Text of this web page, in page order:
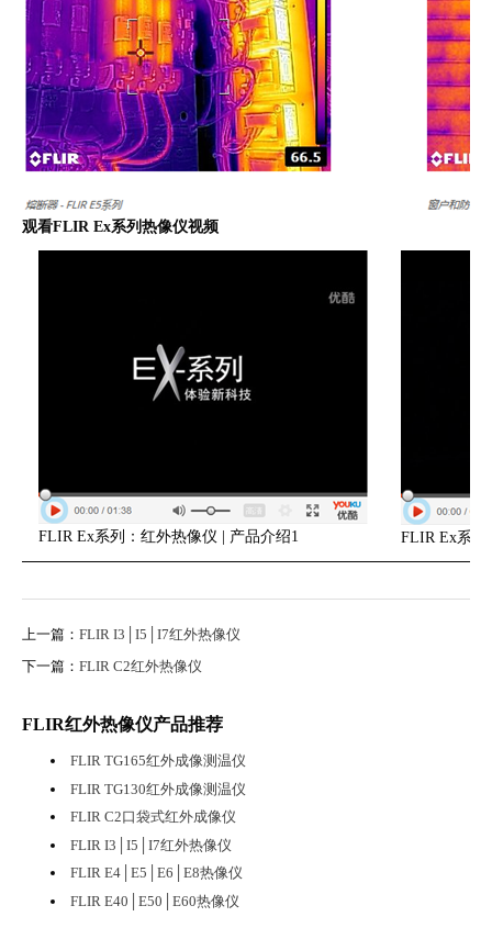
观看FLIR Ex系列热像仪视频
FLIR Ex系列：红外热像仪 | 产品介绍1 FLIR Ex系列
上一篇： FLIR I3│I5│I7红外热像仪
下一篇： FLIR C2红外热像仪
FLIR红外热像仪产品推荐
FLIR TG165红外成像测温仪
FLIR TG130红外成像测温仪
FLIR C2口袋式红外成像仪
FLIR I3│I5│I7红外热像仪
FLIR E4│E5│E6│E8热像仪
FLIR E40│E50│E60热像仪